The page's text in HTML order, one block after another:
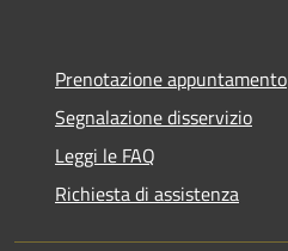
Prenotazione appuntamento
Segnalazione disservizio
Leggi le FAQ
Richiesta di assistenza